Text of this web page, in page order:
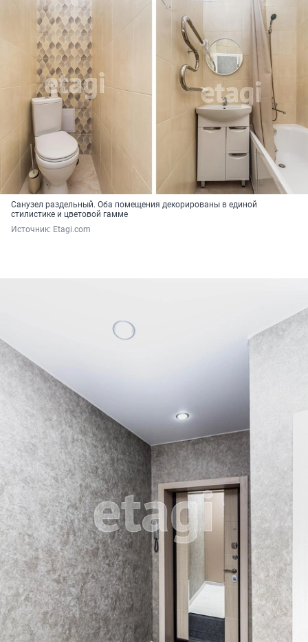
Санузел раздельный. Оба помещения декорированы в единой
стилистике и цветовой гамме
Источник: Etagi.com